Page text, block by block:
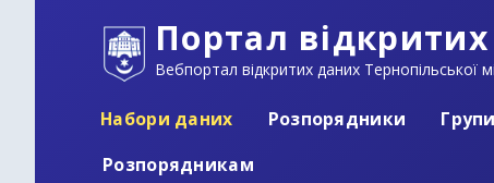
Портал
Вебпортал відкритих даних Тернопільської
Набори даних Розпорядники Групи
Розпорядникам